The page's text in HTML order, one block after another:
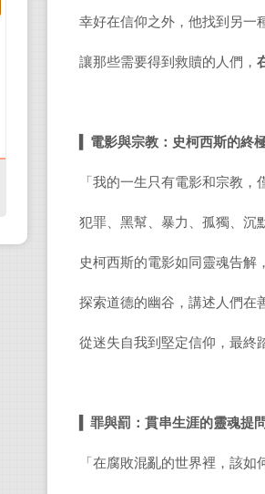
幸好在信仰之外，他找到另一
讓那些需要得到救贖的人們，
電影與宗教：史柯西斯的終
「我的一生只有電影和宗教，
犯罪、黑幫、暴力、孤獨、沉
史柯西斯的電影如同靈魂告解，
探索道德的幽谷，講述人們在
從迷失自我到堅定信仰，最終
罪與罰：貫串生涯的靈魂提問
「在腐敗混亂的世界裡，該如